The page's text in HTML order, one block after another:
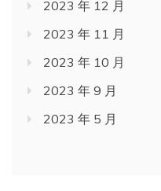
2023 年 12 月
2023 年 11 月
2023 年 10 月
2023 年 9 月
2023 年 5 月